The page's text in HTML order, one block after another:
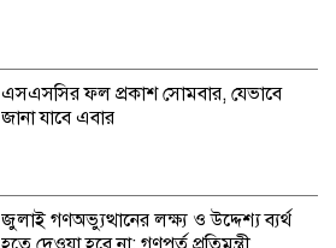
এসএসসির ফল প্রকাশ সোমবার, যেভাবে
জানা যাবে এবার
জুলাই গণঅভ্যুত্থানের লক্ষ্য ও উদ্দেশ্য ব্যর্থ